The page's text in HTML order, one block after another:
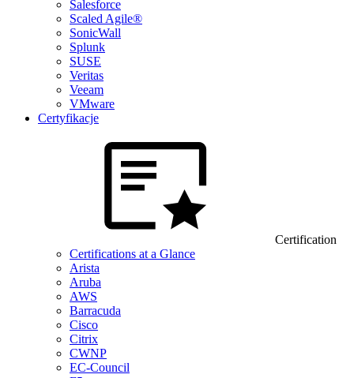
Salesforce
Scaled Agile®
SonicWall
Splunk
SUSE
Veritas
Veeam
VMware
Certyfikacje
Certification
Certifications at a Glance
Arista
Aruba
AWS
Barracuda
Cisco
Citrix
CWNP
EC-Council